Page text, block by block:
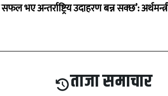
सफल भए अन्तर्राष्ट्रिय उदाहरण बन्न सक्छ’:
ताजा समाचार